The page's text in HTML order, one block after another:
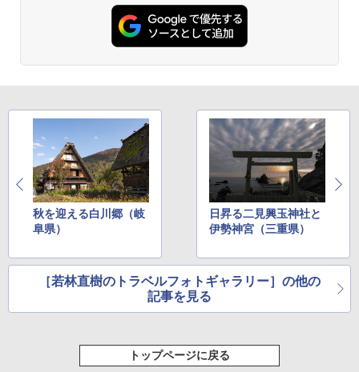
ENDLESS BASE 《めざましテレビで紹介》
テント ワンタッチ RENEW 幅200 2-3人用 43
[キャンパーズコレクション 山善] 傘みたいに
広げるだけ パッとサッとテント ブラックコ
ーティング フルクローズ メッシュ 3-4人用
簡単設置 ポップアップテント エクルベージ
ュ(BC仕様) PATC-150B(EB)
￥8,991
Coleman(コールマン) ツーリングドーム/LD
X 2人用 3人用 キャンプ アウトドア フェス
収納 コンパクト 簡単設営 カンガルーテント
ソロキャンプ ソロテント
DEWEL パラソル 大型 ビーチ アウトドアパ
ラソル ガーデン サイトシート付 折りたたみ
防水 UVカット 4段階高さ調整 軽量 収納袋付
き
熊撃退スプレー 熊よけスプレー 熊スプレー
【日本企業販売】超強力クマ対策スプレー 30
0ml（連続噴射30秒）110ml（連続噴射15
秒）射程5～10m 安全ロック搭載 携帯収納袋
付き ヒグマ・イノシシ対策 自治体・教育機
関の購入実績 登山・キャンプ・アウトドア・
防災用品 長期保存可能 緊急時用 日本国内発
送
ソーラー LED ランタン Type-C 充電式 ソー
ラーランタン IP65防水 キャンプ用品 防災グ
節電対策 超高輝度 日本語取扱説明書付き
秋を迎える白川郷（岐
阜県）
日昇る二見興玉神社と
伊勢神宮（三重県）
［若林直樹のトラベルフォトギャラリー］の他の
記事を見る
トップページに戻る